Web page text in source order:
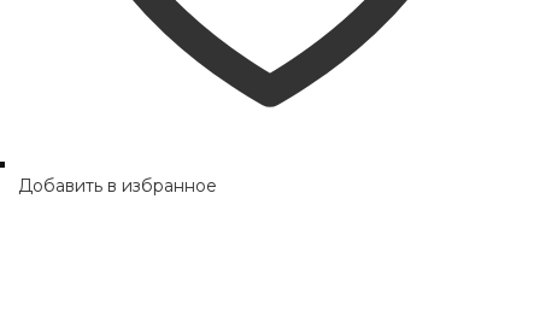
Добавить в избранное